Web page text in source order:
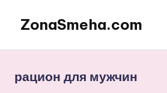
Перейти
содержимому
ZonaSmeha.com
питание
рацион для мужчин